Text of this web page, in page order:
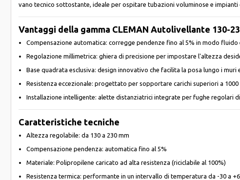
vano tecnico sottostante, ideale per ospitare tubazioni voluminose e
Vantaggi della gamma CLEMAN Autolivellante 130-
Compensazione automatica: corregge pendenze fino al 5% in modo fluido
Regolazione millimetrica: ghiera di precisione per impostare l'altezza
Base quadrata esclusiva: design innovativo che facilita la posa lungo i
Resistenza eccezionale: progettato per sopportare carichi superiori a
Installazione intelligente: alette distanziatrici integrate per fughe regolari
Caratteristiche tecniche
Altezza regolabile: da 130 a 230 mm
Compensazione pendenza: automatica fino al 5%
Materiale: Polipropilene caricato ad alta resistenza (riciclabile al 100%)
Resistenza termica: performante in un intervallo di temperatura da -30 a